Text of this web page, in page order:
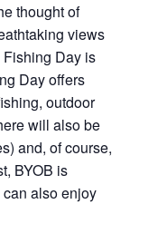
thought of
views
Day is
Day offers
outdoor
will also be
and, of course,
BYOB is
also enjoy